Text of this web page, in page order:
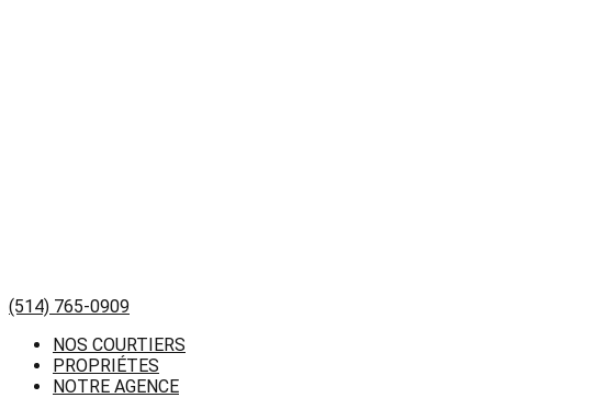
(514) 765-0909
NOS COURTIERS
PROPRIÉTES
NOTRE AGENCE